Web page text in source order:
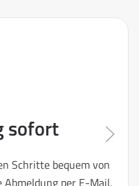
sofort
Schritte bequem von
per E-Mail.